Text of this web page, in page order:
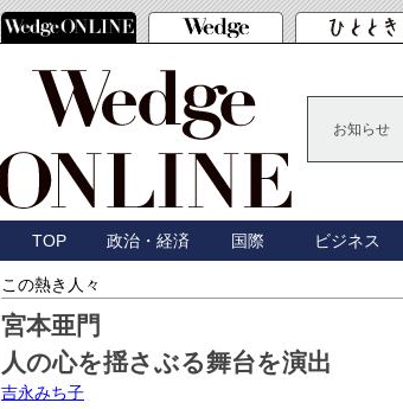
お知らせ
TOP 政治・経済 国際 ビジネス
この熱き人々
宮本亜門
人の心を揺さぶる舞台を演出
吉永みち子